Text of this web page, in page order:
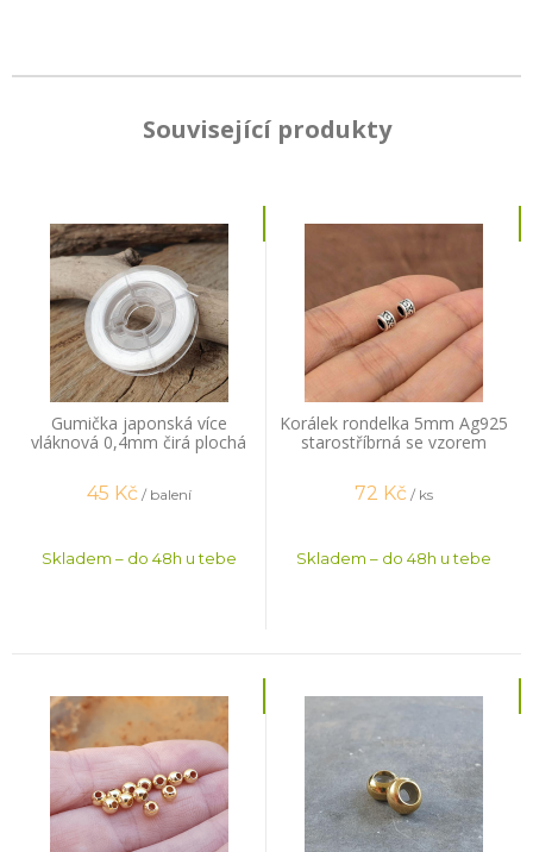
Související produkty
Gumička japonská více
vláknová 0,4mm čirá plochá
45 Kč / balení
Skladem – do 48h u tebe
Korálek rondelka 5mm Ag925
starostříbrná se vzorem
72 Kč / ks
Skladem – do 48h u tebe